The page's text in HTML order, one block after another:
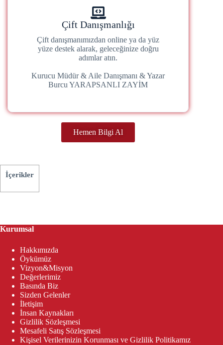
Çift Danışmanlığı
Çift danışmanımızdan online ya da yüz
yüze destek alarak, geleceğinize doğru
adımlar atın.
Kurucu Müdür & Aile Danışmanı & Yazar
Burcu YARAPSANLI ZAYİM
Hemen Bilgi Al
İçerikler
Kurumsal
Hakkımızda
Öykümüz
Vizyon&Misyon
Değerlerimiz
Basında Biz
Sizden Gelenler
İletişim
İnsan Kaynakları
Gizlilik Sözleşmesi
Mesafeli Satış Sözleşmesi
Kişisel Verilerinizin Korunması ve Gizlilik Politikamız